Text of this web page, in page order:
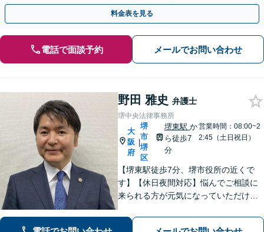
ドバイスで、納得のできるトラブルの解決を目指します。
料金表を見る
電話で面談予約 メールでお問い合わせ
野田 雅史 弁護士
堺中央法律事務所
大
阪
府
|
堺
市
堺
区
堺東駅 か
ら徒歩7
分
営業時間：08:00~2
2:45（土日祝日）
【堺東駅徒歩7分、堺市役所の近くで
す】【休日夜間対応】悩んでご相談に
来られる方が元気になっていただける
に法律相談のご予約についてお問合せ